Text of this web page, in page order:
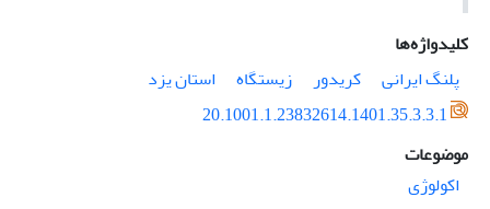
کلیدواژه‌ها
پلنگ ایرانی
کریدور زیستگاه
استان یزد
20.1001.1.23832614.1401.35.3.3.1
موضوعات
اکولوژی